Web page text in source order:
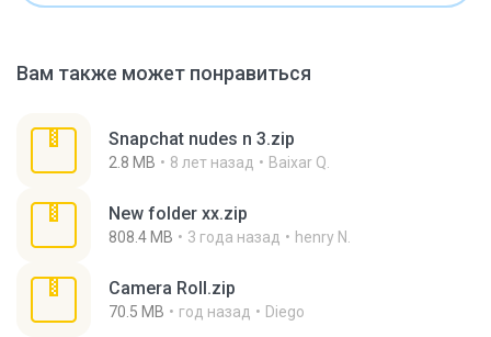
Вам также может понравиться
Snapchat nudes n 3.zip
2.8 MB 8 лет назад Baixar Q.
New folder xx.zip
808.4 MB 3 года назад henry N.
Camera Roll.zip
70.5 MB год назад Diego